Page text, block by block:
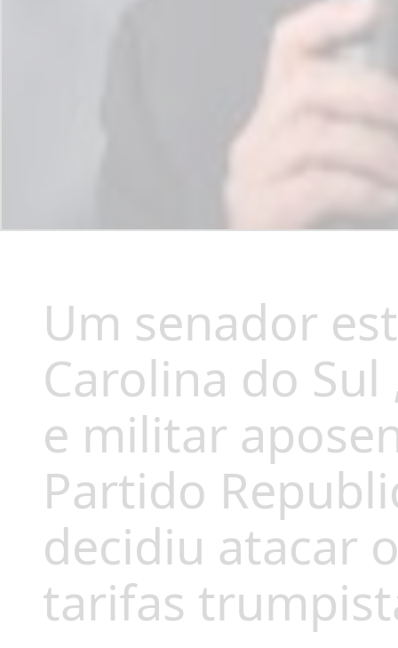
Um senador
Carolina do
e militar
Partido
decidiu atacar
tarifas